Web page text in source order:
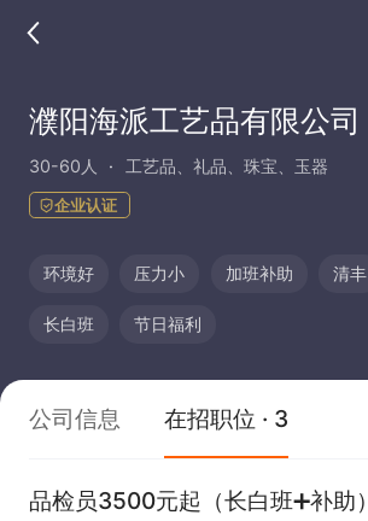
濮阳海派工艺品有限公司
30-60人 工艺品、礼品、珠宝、玉器
企业认证
环境好 压力小 加班补助 清丰
长白班 节日福利
公司信息 在招职位 · 3